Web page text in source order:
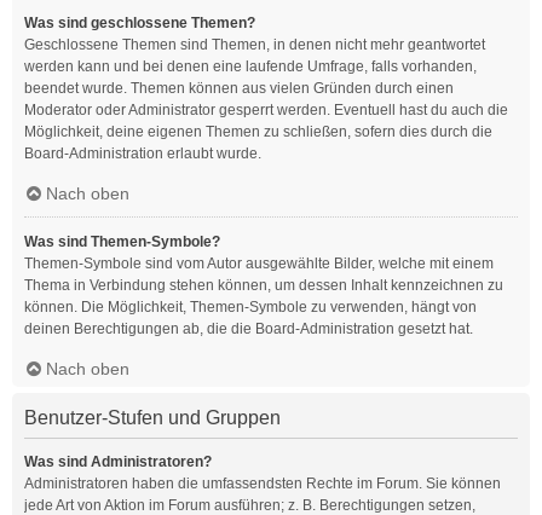
Was sind geschlossene Themen?
Geschlossene Themen sind Themen, in denen nicht mehr geantwortet
werden kann und bei denen eine laufende Umfrage, falls vorhanden,
beendet wurde. Themen können aus vielen Gründen durch einen
Moderator oder Administrator gesperrt werden. Eventuell hast du auch die
Möglichkeit, deine eigenen Themen zu schließen, sofern dies durch die
Board-Administration erlaubt wurde.
Nach oben
Was sind Themen-Symbole?
Themen-Symbole sind vom Autor ausgewählte Bilder, welche mit einem
Thema in Verbindung stehen können, um dessen Inhalt kennzeichnen zu
können. Die Möglichkeit, Themen-Symbole zu verwenden, hängt von
deinen Berechtigungen ab, die die Board-Administration gesetzt hat.
Nach oben
Benutzer-Stufen und Gruppen
Was sind Administratoren?
Administratoren haben die umfassendsten Rechte im Forum. Sie können
jede Art von Aktion im Forum ausführen; z. B. Berechtigungen setzen,